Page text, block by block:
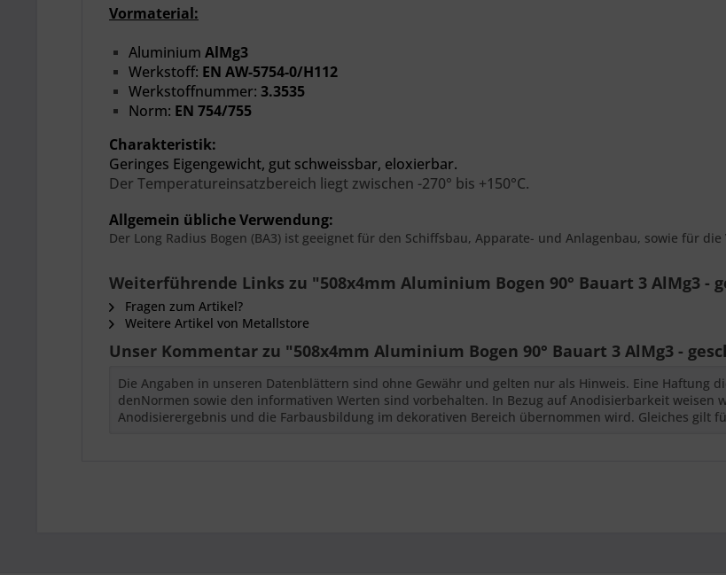
Vormaterial:
Aluminium AlMg3
Werkstoff: EN AW-5754-0/H112
Werkstoffnummer: 3.3535
Norm: EN 754/755
Charakteristik:
Geringes Eigengewicht, gut schweissbar, eloxierbar.
Der Temperatureinsatzbereich liegt zwischen -270° bis +150°C.
Allgemein übliche Verwendung:
Der Long Radius Bogen (BA3) ist geeignet für den Schiffsbau, Apparate- und Anlagenbau, sowie für
Weiterführende Links zu "508x4mm Aluminium Bogen 90° Bauart 3 AlMg3 -
Fragen zum Artikel?
Weitere Artikel von Metallstore
Unser Kommentar zu "508x4mm Aluminium Bogen 90° Bauart 3 AlMg3 -
Die Angaben in unseren Datenblättern sind ohne Gewähr und gelten nur als Hinweis. Eine Haftung
denNormen sowie den informativen Werten sind vorbehalten. In Bezug auf Anodisierbarkeit weisen
Anodisierergebnis und die Farbausbildung im dekorativen Bereich übernommen wird. Gleiches gilt